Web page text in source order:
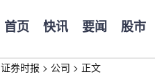
首页 快讯 要闻 股市
证券时报 > 公司 > 正文